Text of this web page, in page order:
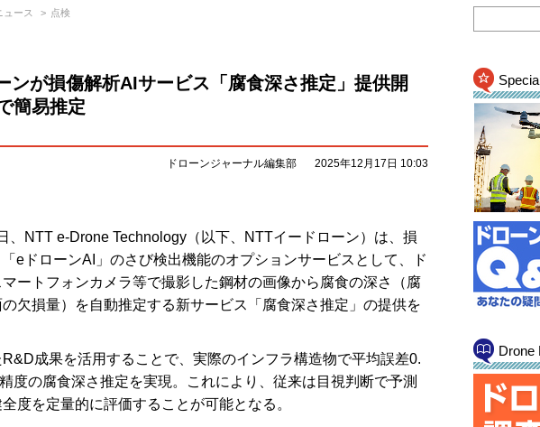
ュース 点検
ンが損傷解析AIサービス「腐食深さ推定」提供開
簡易推定
ドローンジャーナル編集部 2025年12月17日 10:03
NTT e-Drone Technology（以下、NTTイードローン）は、損
eドローンAI」のさび検出機能のオプションサービスとして、ド
ートフォンカメラ等で撮影した鋼材の画像から腐食の深さ（腐
欠損量）を自動推定する新サービス「腐食深さ推定」の提供を
成果を活用することで、実際のインフラ構造物で平均誤差0.
度の腐食深さ推定を実現。これにより、従来は目視判断で予測
度を定量的に評価することが可能となる。
Drone